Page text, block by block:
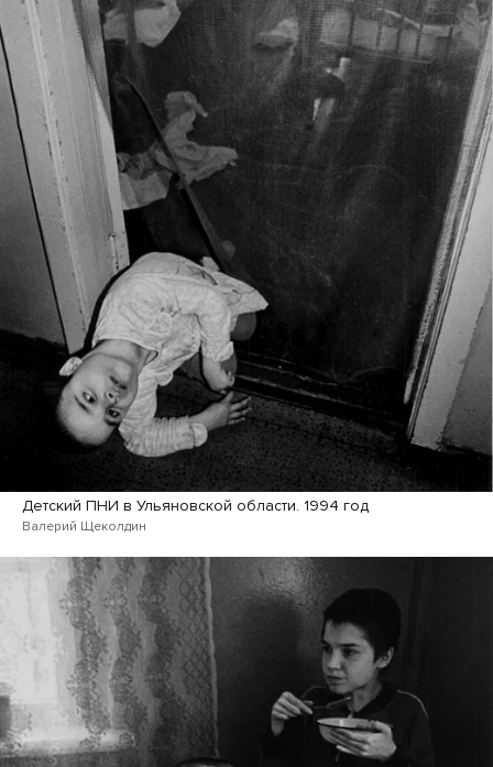
Детский ПНИ в Ульяновской области. 1994 год
Валерий Щеколдин